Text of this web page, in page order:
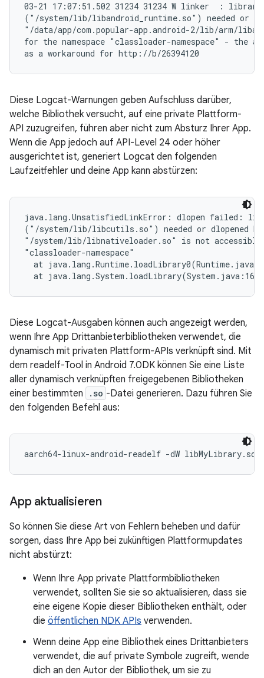
03-21 17:07:51.502 31234 31234 W linker  :
("/system/lib/libandroid_runtime.so") needed or
"/data/app/com.popular-app.android-2/lib/arm/
for the namespace "classloader-namespace" - the
Diese Logcat-Warnungen geben Aufschluss darüber,
welche Bibliothek versucht, auf eine private Plattform-
API zuzugreifen, führen aber nicht zum Absturz Ihrer App.
Wenn die App jedoch auf API-Level 24 oder höher
ausgerichtet ist, generiert Logcat den folgenden
Laufzeitfehler und deine App kann abstürzen:
java.lang.UnsatisfiedLinkError: dlopen failed:
("/system/lib/libcutils.so") needed or dlopened by
"/system/lib/libnativeloader.so" is not accessible
"classloader-namespace"
at
Diese Logcat-Ausgaben können auch angezeigt werden,
wenn Ihre App Drittanbieterbibliotheken verwendet, die
dynamisch mit privaten Plattform-APIs verknüpft sind. Mit
dem readelf-Tool in Android 7.0DK können Sie eine Liste
aller dynamisch verknüpften freigegebenen Bibliotheken
einer bestimmten
.so -Datei generieren. Dazu führen Sie
den folgenden Befehl aus:
App aktualisieren
So können Sie diese Art von Fehlern beheben und dafür
sorgen, dass Ihre App bei zukünftigen Plattformupdates
nicht abstürzt:
Wenn Ihre App private Plattformbibliotheken
verwendet, sollten Sie sie so aktualisieren, dass sie
eine eigene Kopie dieser Bibliotheken enthält, oder
die öffentlichen NDK APIs verwenden.
Wenn deine App eine Bibliothek eines Drittanbieters
verwendet, die auf private Symbole zugreift, wende
dich an den Autor der Bibliothek, um sie zu